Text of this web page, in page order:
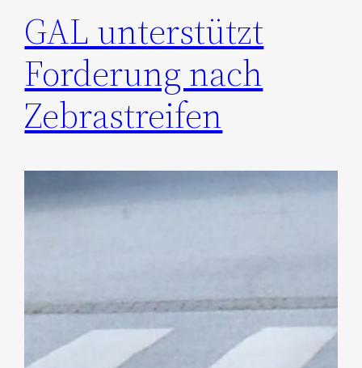
GAL unterstützt
Forderung nach
Zebrastreifen